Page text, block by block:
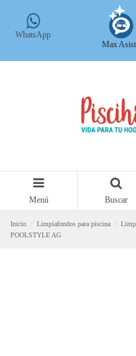
WhatsApp
Max
Menú Buscar
Inicio Limpiafondos para piscina
POOLSTYLE AG